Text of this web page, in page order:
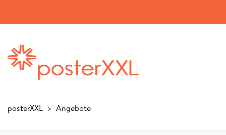
posterXXL Angebote